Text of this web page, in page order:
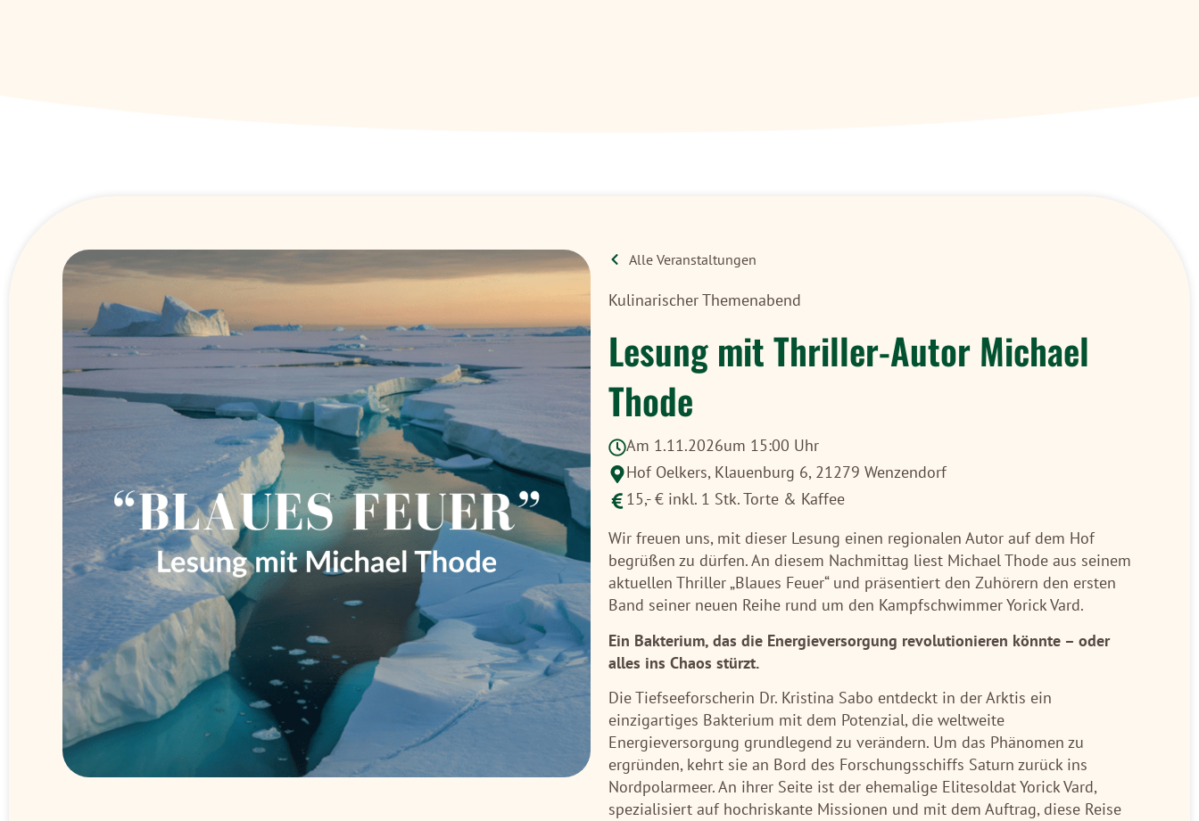
Alle Veranstaltungen
Kulinarischer Themenabend
Lesung mit Thriller-Autor Michael
Thode
Am 1.11.2026um 15:00 Uhr
Hof Oelkers, Klauenburg 6, 21279 Wenzendorf
15,- € inkl. 1 Stk. Torte & Kaffee
Wir freuen uns, mit dieser Lesung einen regionalen Autor auf dem Hof
begrüßen zu dürfen. An diesem Nachmittag liest Michael Thode aus seinem
aktuellen Thriller „Blaues Feuer“ und präsentiert den Zuhörern den ersten
Band seiner neuen Reihe rund um den Kampfschwimmer Yorick Vard.
Ein Bakterium, das die Energieversorgung revolutionieren könnte – oder
alles ins Chaos stürzt.
Die Tiefseeforscherin Dr. Kristina Sabo entdeckt in der Arktis ein
einzigartiges Bakterium mit dem Potenzial, die weltweite
Energieversorgung grundlegend zu verändern. Um das Phänomen zu
ergründen, kehrt sie an Bord des Forschungsschiffs Saturn zurück ins
Nordpolarmeer. An ihrer Seite ist der ehemalige Elitesoldat Yorick Vard,
spezialisiert auf hochriskante Missionen und mit dem Auftrag, diese Reise